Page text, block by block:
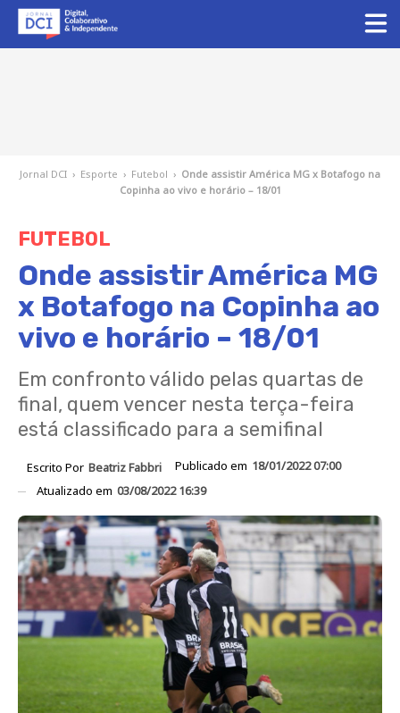
Jornal DCI › Esporte › Futebol › Onde assistir América MG x Botafogo na
Copinha ao vivo e horário – 18/01
FUTEBOL
Onde assistir América MG
x Botafogo na Copinha ao
vivo e horário – 18/01
Em confronto válido pelas quartas de
final, quem vencer nesta terça-feira
está classificado para a semifinal
Escrito Por Beatriz Fabbri Publicado em 18/01/2022 07:00
Atualizado em 03/08/2022 16:39